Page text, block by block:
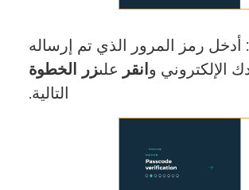
: أدخل رمز المرور الذي تم إرساله
الإلكتروني و انقر علىزر الخطوة
التالية.